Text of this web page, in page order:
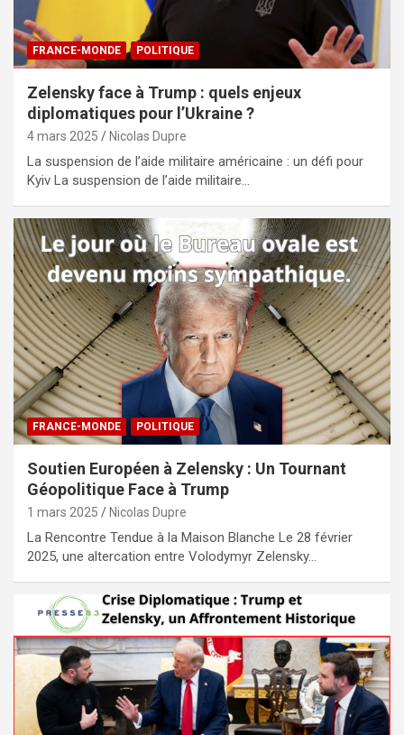
FRANCE-MONDE POLITIQUE
Zelensky face à Trump : quels enjeux
diplomatiques pour l’Ukraine ?
4 mars 2025 Nicolas Dupre
La suspension de l’aide militaire américaine : un défi pour
Kyiv La suspension de l’aide militaire…
FRANCE-MONDE POLITIQUE
Soutien Européen à Zelensky : Un Tournant
Géopolitique Face à Trump
1 mars 2025 Nicolas Dupre
La Rencontre Tendue à la Maison Blanche Le 28 février
2025, une altercation entre Volodymyr Zelensky…